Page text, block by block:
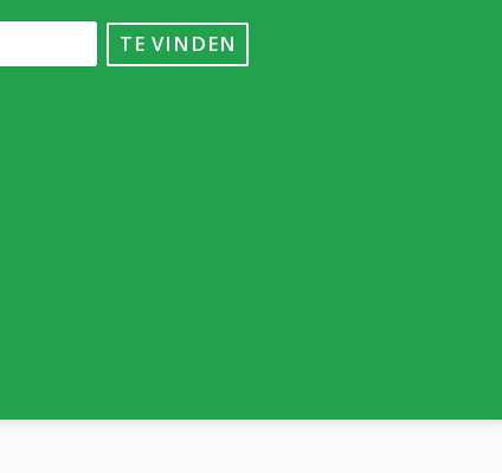
TE VINDEN